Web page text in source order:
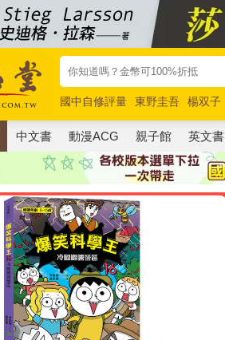
國中自修評量 東野圭吾 楊双子
唯紅花綻放
奧德賽 路邊攤新作
中文書 動漫ACG 親子館 英文書